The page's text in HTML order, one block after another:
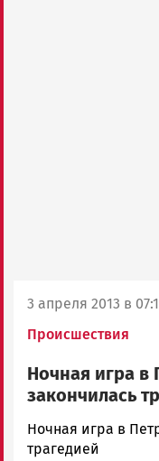
3 апреля 2013 в
Происшествия
Ночная игра в
закончилась
admintimur
Новости
Ночная игра в
трагедией